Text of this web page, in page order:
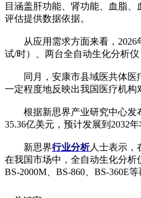
目涵盖肝功能、肾功能、血脂
评估提供数据依据。
从应用需求方面来看，2026年
试/时）、两台全自动生化分析
同月，安康市县域医共体医疗
一定程度地反映出我国医疗机构
根据新思界产业研究中心发
35.36亿美元，预计发展到2032
新思界行业分析人士表示，
在我国市场中，全自动生化分析
BS-2000M、BS-860、BS-360E